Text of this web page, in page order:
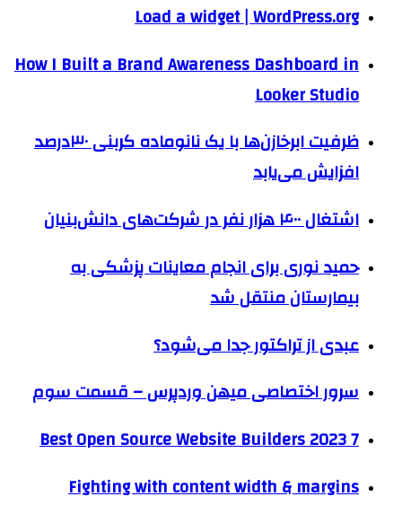
Load a widget | WordPress.org
How I Built a Brand Awareness Dashboard in
Looker Studio
ظرفیت ابرخازن‌ها با یک نانوماده کربنی ۳۰درصد
افزایش می‌یابد
اشتغال ۴۰۰ هزار نفر در شرکت‌های دانش‌بنیان
حمید نوری برای انجام معاینات پزشکی به
بیمارستان منتقل شد
عبدی از تراکتور جدا می‌شود؟
سرور اختصاصی میهن وردپرس – قسمت سوم
7 Best Open Source Website Builders 2023
Fighting with content width & margins